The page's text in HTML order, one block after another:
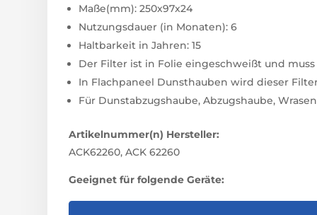
Maße(mm): 250x97x24
Nutzungsdauer (in Monaten): 6
Haltbarkeit in Jahren: 15
Der Filter ist in Folie eingeschweißt und
In Flachpaneel Dunsthauben wird dieser
Für Dunstabzugshaube, Abzugshaube,
Artikelnummer(n) Hersteller:
ACK62260, ACK 62260
Geeignet für folgende Geräte: